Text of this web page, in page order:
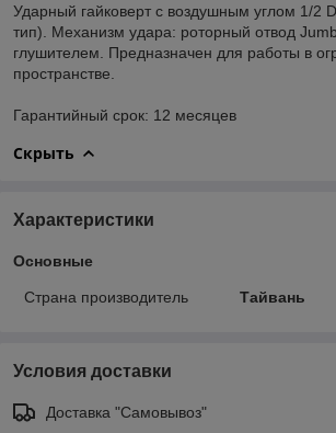
Ударный гайковерт с воздушным углом 1/2
тип). Механизм удара: роторный отвод
глушителем. Предназначен для работы в
пространстве.
Гарантийный срок: 12 месяцев
Скрыть
Характеристики
Основные
Страна производитель Тайвань
Условия доставки
Доставка "Самовывоз"